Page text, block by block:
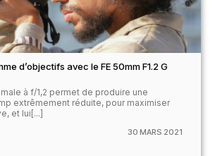
d’objectifs avec le FE 50mm F1.2 G
à f/1,2 permet de produire une
extrêmement réduite, pour maximiser
et lui[...]
30 MARS 2021